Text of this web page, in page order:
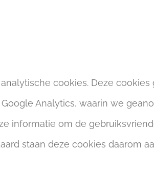
cookies. Deze
Analytics, waarin we
informatie om de
staan deze cookies daarom